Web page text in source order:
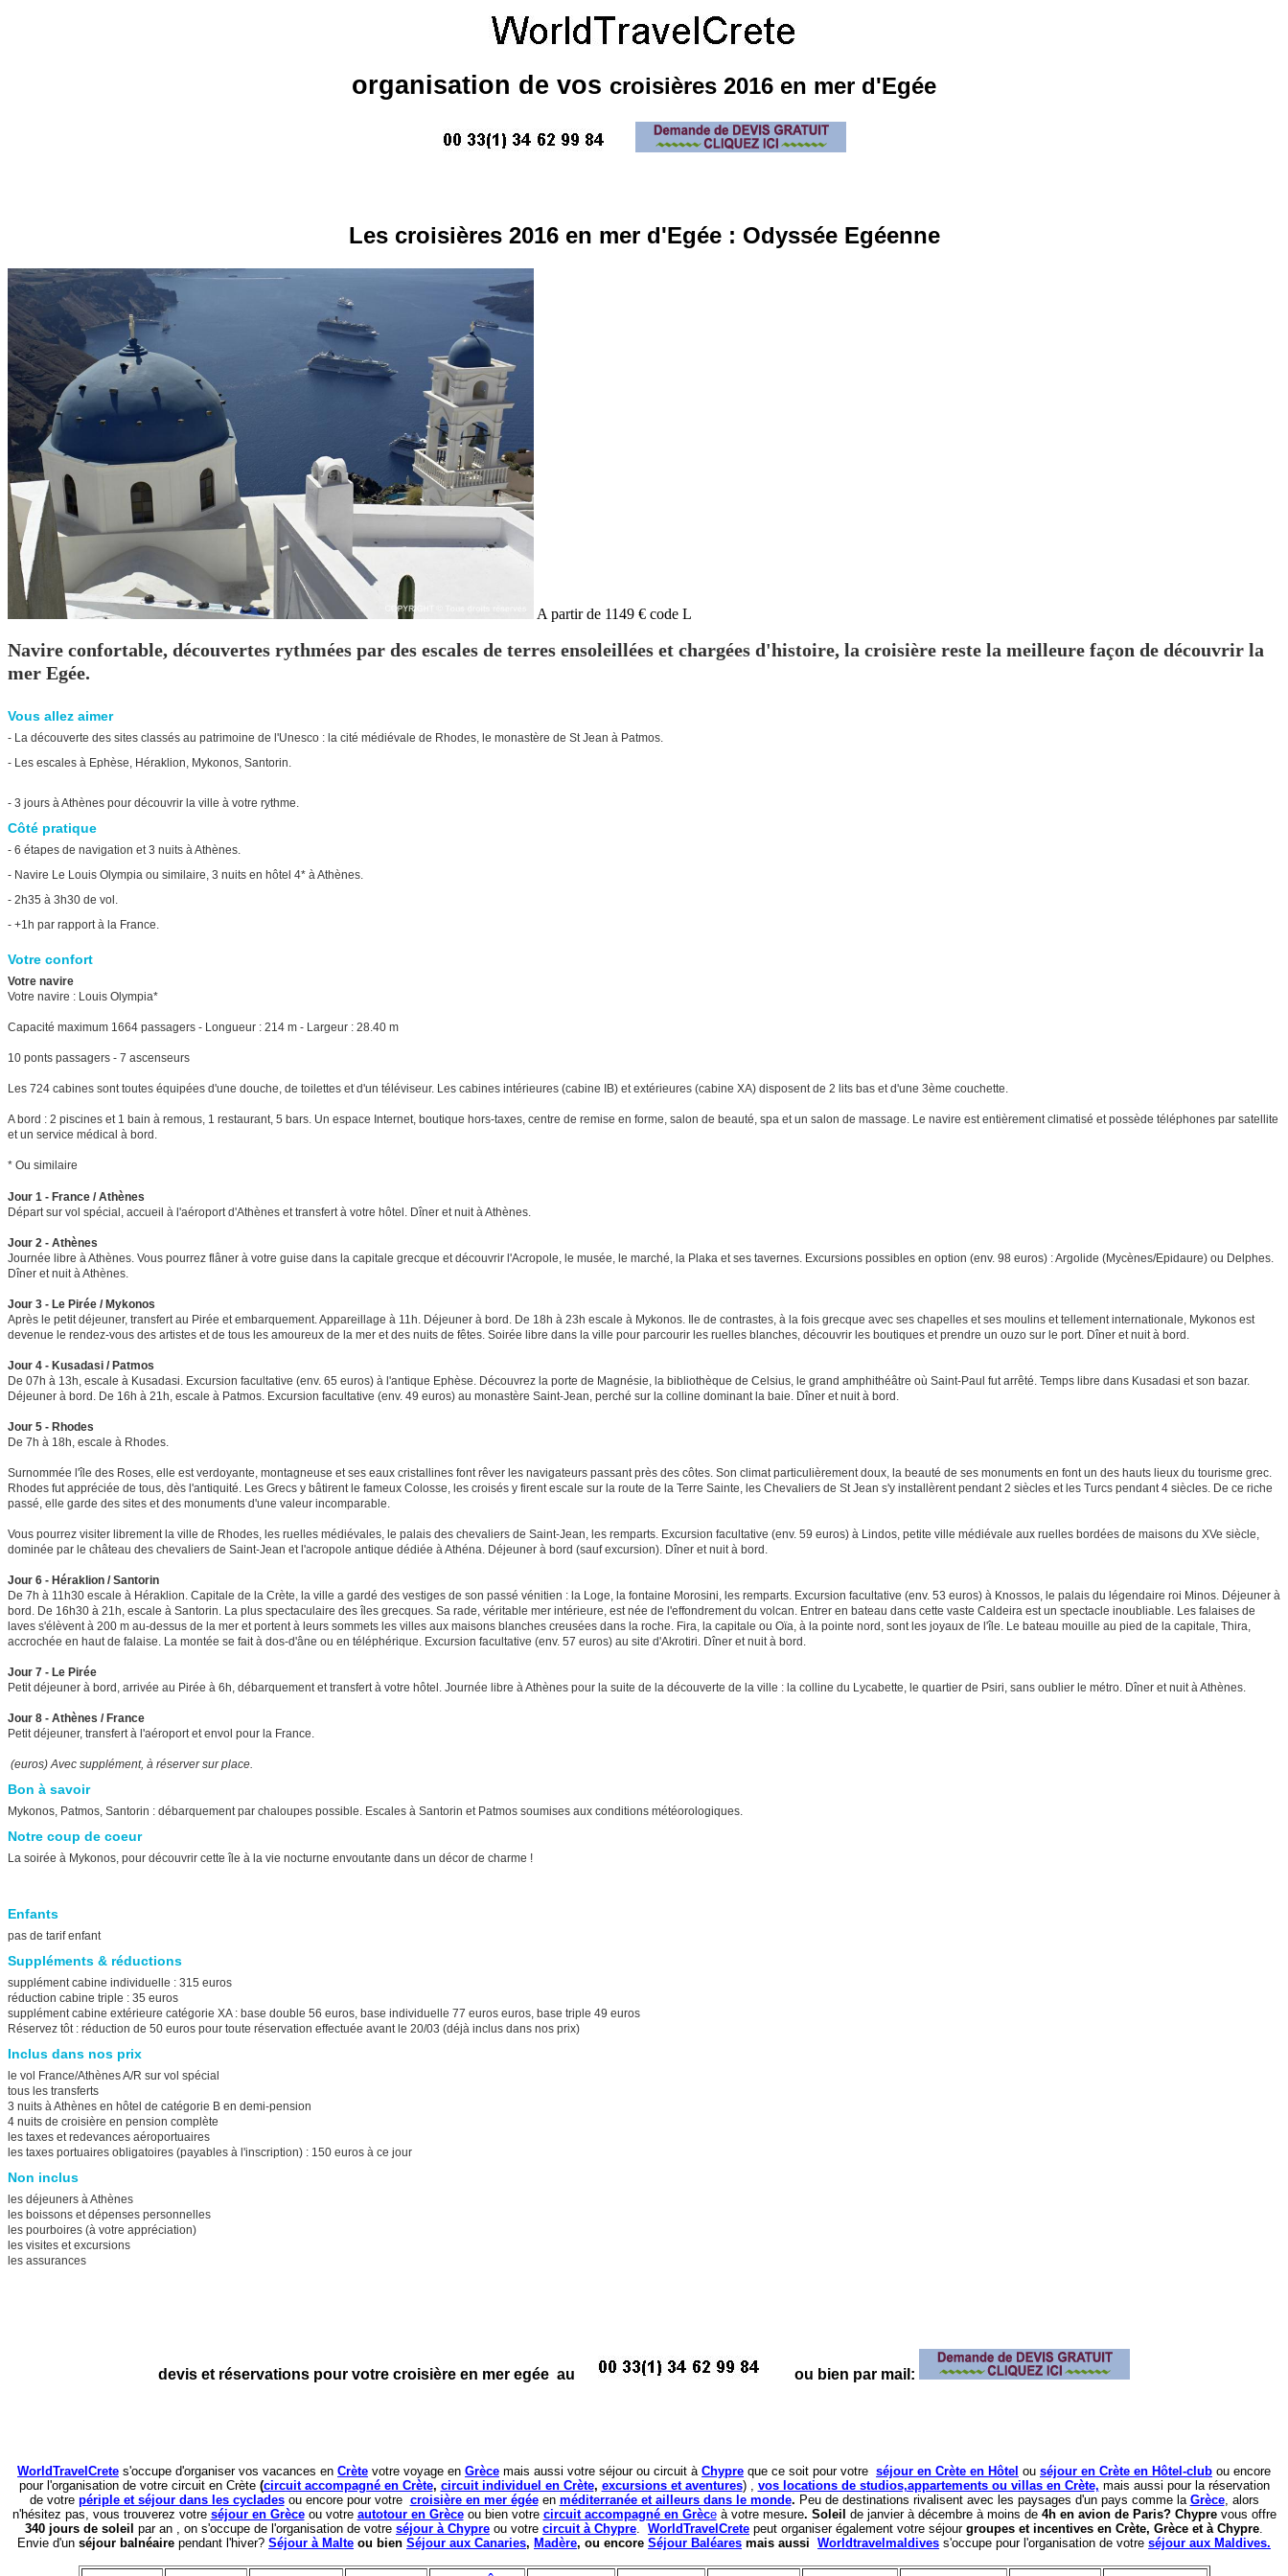
organisation de vos croisières 2016 en mer d'Egée
Les croisières 2016 en mer d'Egée : Odyssée Egéenne
A partir de 1149 € code L
Navire confortable, découvertes rythmées par des escales de terres ensoleillées et chargées d'histoire, la croisière reste la meilleure façon de découvrir la
mer Egée.
Vous allez aimer
- La découverte des sites classés au patrimoine de l'Unesco : la cité médiévale de Rhodes, le monastère de St Jean à Patmos.
- Les escales à Ephèse, Héraklion, Mykonos, Santorin.
- 3 jours à Athènes pour découvrir la ville à votre rythme.
Côté pratique
- 6 étapes de navigation et 3 nuits à Athènes.
- Navire Le Louis Olympia ou similaire, 3 nuits en hôtel 4* à Athènes.
- 2h35 à 3h30 de vol.
- +1h par rapport à la France.
Votre confort
Votre navire
Votre navire : Louis Olympia*
Capacité maximum 1664 passagers - Longueur : 214 m - Largeur : 28.40 m
10 ponts passagers - 7 ascenseurs
Les 724 cabines sont toutes équipées d'une douche, de toilettes et d'un téléviseur. Les cabines intérieures (cabine IB) et extérieures (cabine XA) disposent de 2 lits bas et d'une 3ème couchette.
A bord : 2 piscines et 1 bain à remous, 1 restaurant, 5 bars. Un espace Internet, boutique hors-taxes, centre de remise en forme, salon de beauté, spa et un salon de massage. Le navire est entièrement climatisé et possède téléphones par satellite
et un service médical à bord.
* Ou similaire
Jour 1 - France / Athènes
Départ sur vol spécial, accueil à l'aéroport d'Athènes et transfert à votre hôtel. Dîner et nuit à Athènes.
Jour 2 - Athènes
Journée libre à Athènes. Vous pourrez flâner à votre guise dans la capitale grecque et découvrir l'Acropole, le musée, le marché, la Plaka et ses tavernes. Excursions possibles en option (env. 98 euros) : Argolide (Mycènes/Epidaure) ou Delphes.
Dîner et nuit à Athènes.
Jour 3 - Le Pirée / Mykonos
Après le petit déjeuner, transfert au Pirée et embarquement. Appareillage à 11h. Déjeuner à bord. De 18h à 23h escale à Mykonos. Ile de contrastes, à la fois grecque avec ses chapelles et ses moulins et tellement internationale, Mykonos est
devenue le rendez-vous des artistes et de tous les amoureux de la mer et des nuits de fêtes. Soirée libre dans la ville pour parcourir les ruelles blanches, découvrir les boutiques et prendre un ouzo sur le port. Dîner et nuit à bord.
Jour 4 - Kusadasi / Patmos
De 07h à 13h, escale à Kusadasi. Excursion facultative (env. 65 euros) à l'antique Ephèse. Découvrez la porte de Magnésie, la bibliothèque de Celsius, le grand amphithéâtre où Saint-Paul fut arrêté. Temps libre dans Kusadasi et son bazar.
Déjeuner à bord. De 16h à 21h, escale à Patmos. Excursion facultative (env. 49 euros) au monastère Saint-Jean, perché sur la colline dominant la baie. Dîner et nuit à bord.
Jour 5 - Rhodes
De 7h à 18h, escale à Rhodes.
Surnommée l'île des Roses, elle est verdoyante, montagneuse et ses eaux cristallines font rêver les navigateurs passant près des côtes. Son climat particulièrement doux, la beauté de ses monuments en font un des hauts lieux du tourisme grec.
Rhodes fut appréciée de tous, dès l'antiquité. Les Grecs y bâtirent le fameux Colosse, les croisés y firent escale sur la route de la Terre Sainte, les Chevaliers de St Jean s'y installèrent pendant 2 siècles et les Turcs pendant 4 siècles. De ce riche
passé, elle garde des sites et des monuments d'une valeur incomparable.
Vous pourrez visiter librement la ville de Rhodes, les ruelles médiévales, le palais des chevaliers de Saint-Jean, les remparts. Excursion facultative (env. 59 euros) à Lindos, petite ville médiévale aux ruelles bordées de maisons du XVe siècle,
dominée par le château des chevaliers de Saint-Jean et l'acropole antique dédiée à Athéna. Déjeuner à bord (sauf excursion). Dîner et nuit à bord.
Jour 6 - Héraklion / Santorin
De 7h à 11h30 escale à Héraklion. Capitale de la Crète, la ville a gardé des vestiges de son passé vénitien : la Loge, la fontaine Morosini, les remparts. Excursion facultative (env. 53 euros) à Knossos, le palais du légendaire roi Minos. Déjeuner à
bord. De 16h30 à 21h, escale à Santorin. La plus spectaculaire des îles grecques. Sa rade, véritable mer intérieure, est née de l'effondrement du volcan. Entrer en bateau dans cette vaste Caldeira est un spectacle inoubliable. Les falaises de
laves s'élèvent à 200 m au-dessus de la mer et portent à leurs sommets les villes aux maisons blanches creusées dans la roche. Fira, la capitale ou Oïa, à la pointe nord, sont les joyaux de l'île. Le bateau mouille au pied de la capitale, Thira,
accrochée en haut de falaise. La montée se fait à dos-d'âne ou en téléphérique. Excursion facultative (env. 57 euros) au site d'Akrotiri. Dîner et nuit à bord.
Jour 7 - Le Pirée
Petit déjeuner à bord, arrivée au Pirée à 6h, débarquement et transfert à votre hôtel. Journée libre à Athènes pour la suite de la découverte de la ville : la colline du Lycabette, le quartier de Psiri, sans oublier le métro. Dîner et nuit à Athènes.
Jour 8 - Athènes / France
Petit déjeuner, transfert à l'aéroport et envol pour la France.
(euros) Avec supplément, à réserver sur place.
Bon à savoir
Mykonos, Patmos, Santorin : débarquement par chaloupes possible. Escales à Santorin et Patmos soumises aux conditions météorologiques.
Notre coup de coeur
La soirée à Mykonos, pour découvrir cette île à la vie nocturne envoutante dans un décor de charme !
Enfants
pas de tarif enfant
Suppléments & réductions
supplément cabine individuelle : 315 euros
réduction cabine triple : 35 euros
supplément cabine extérieure catégorie XA : base double 56 euros, base individuelle 77 euros euros, base triple 49 euros
Réservez tôt : réduction de 50 euros pour toute réservation effectuée avant le 20/03 (déjà inclus dans nos prix)
Inclus dans nos prix
le vol France/Athènes A/R sur vol spécial
tous les transferts
3 nuits à Athènes en hôtel de catégorie B en demi-pension
4 nuits de croisière en pension complète
les taxes et redevances aéroportuaires
les taxes portuaires obligatoires (payables à l'inscription) : 150 euros à ce jour
Non inclus
les déjeuners à Athènes
les boissons et dépenses personnelles
les pourboires (à votre appréciation)
les visites et excursions
les assurances
devis et réservations pour votre croisière en mer egée au ou bien par mail:
WorldTravelCrete s'occupe d'organiser vos vacances en Crète votre voyage en Grèce mais aussi votre séjour ou circuit à Chypre que ce soit pour votre séjour en Crète en Hôtel ou séjour en Crète en Hôtel-club ou encore
pour l'organisation de votre circuit en Crète (circuit accompagné en Crète, circuit individuel en Crète, excursions et aventures) vos locations de studios,appartements ou villas en Crète, mais aussi pour la réservation
devotre périple et séjour dans les cycladesou encore pour votre croisière en mer égéeen méditerranée et ailleurs dans le monde. Peu de destinations rivalisent avec les paysages d'un pays comme la Grèce, alors
n'hésitez pas, vous trouverez votre séjour en Grèceou votre autotour en Grèceou bien votre circuit accompagné en Grèceà votre mesure. Soleil de janvier à décembre à moins de 4h en avion de Paris? Chyprevous offre
340 jours de soleil par an , on s'occupe de l'organisation de votre séjour à Chypre ou votre circuit à Chypre WorldTravelCrete peut organiser également votre séjour groupes et incentives en Crète, Grèce et à Chypre
Envie d'un séjour balnéaire pendant l'hiver? Séjour à Malte ou bien Séjour aux Canaries, Madère, ou encore Séjour Baléares mais aussi Worldtravelmaldives s'occupe pour l'organisation de votre séjour aux Maldives.